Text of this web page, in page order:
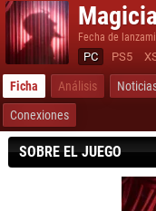
Fecha de
PC PS5
Ficha Análisis
Conexiones
SOBRE EL JUEGO